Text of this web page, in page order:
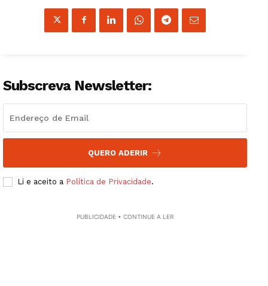
SUBSCREVA JÁ!
Institucional
Artigos
Edição Digital
Grande Entrevista
Quero ser Assinante
Subscreva Newsletter:
QUERO ADERIR
Li e aceito a Política de Privacidade.
PUBLICIDADE • CONTINUE A LER